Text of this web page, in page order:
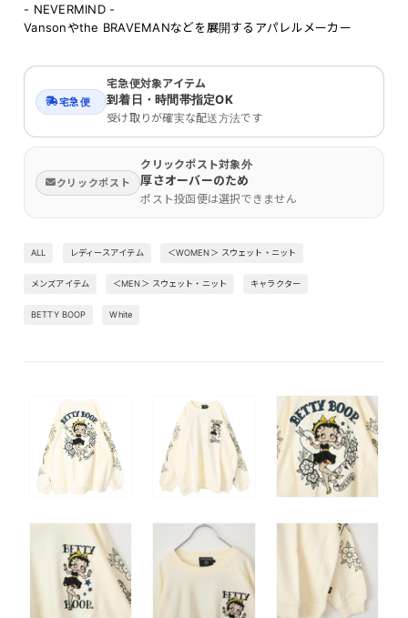
- NEVERMIND -
Vansonやthe BRAVEMANなどを展開するアパレルメーカー
宅急便
宅急便対象アイテム
到着日・時間帯指定OK
受け取りが確実な配送方法です
クリックポスト
クリックポスト対象外
厚さオーバーのため
ポスト投函便は選択できません
ALL レディースアイテム ＜WOMEN＞ スウェット・ニット
メンズアイテム ＜MEN＞ スウェット・ニット キャラクター
BETTY BOOP White